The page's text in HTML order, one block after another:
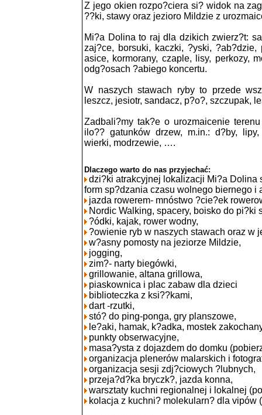
Z jego okien rozpo?ciera si? widok na
??ki, stawy oraz jezioro Mildzie z
Mi?a Dolina to raj dla dzikich zwierz?t:
zaj?ce, borsuki, kaczki, ?yski, ?ab?dzie,
asice, kormorany, czaple, lisy, perkozy,
odg?osach ?abiego koncertu.
W naszych stawach ryby to przede
leszcz, jesiotr, sandacz, p?o?, szczupak,
Zadbali?my tak?e o urozmaicenie
ilo?? gatunków drzew, m.in.: d?by,
wierki, modrzewie, ….
Dlaczego warto do nas przyjechać:
dzi?ki atrakcyjnej lokalizacji Mi?a Dolina
form sp?dzania czasu wolnego biernego i
jazda rowerem- mnóstwo ?cie?ek
Nordic Walking, spacery, boisko do pi?ki
?ódki, kajak, rower wodny,
?owienie ryb w naszych stawach oraz w
w?asny pomosty na jeziorze Mildzie,
jogging,
zim?- narty biegówki,
grillowanie, altana grillowa,
piaskownica i plac zabaw dla dzieci
biblioteczka z ksi??kami,
dart -rzutki,
stó? do ping-ponga, gry planszowe,
le?aki, hamak, k?adka, mostek
punkty obserwacyjne,
masa?ysta z dojazdem do domku
organizacja plenerów malarskich i
organizacja sesji zdj?ciowych ?lubnych,
przeja?d?ka bryczk?, jazda konna,
warsztaty kuchni regionalnej i lokalnej
kolacja z kuchni? molekularn? dla vipów